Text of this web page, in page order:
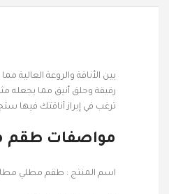
بين الأناقة والروعة
رقيقة وحلق أنيق مما يجعله
ترغب في إبراز أناقتك فيها
مواصفات طقم
اسم المنتج : طقم مطلي